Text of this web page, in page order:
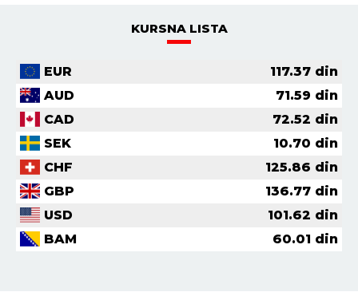
KURSNA LISTA
EUR 117.37 din
AUD
71.59 din
CAD
72.52 din
SEK
10.70 din
CHF
125.86 din
GBP
136.77 din
USD
101.62 din
BAM
60.01 din